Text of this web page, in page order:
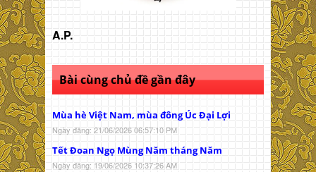
A.P.
Bài cùng chủ đề gần đây
Mùa hè Việt Nam, mùa đông Úc Đại Lợi
Ngày đăng: 21/06/2026 06:57:10 PM
Tết Đoan Ngọ Mùng Năm tháng Năm
Ngày đăng: 19/06/2026 10:37:26 AM